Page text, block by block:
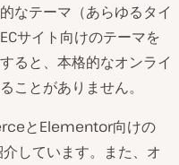
なテーマ（あらゆるタイ
サイト向けのテーマを
ると、本格的なオンライ
ことがありません。
とElementor向けの
しています。また、オ